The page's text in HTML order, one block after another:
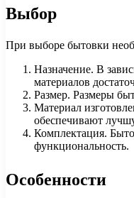
Выбор
При выборе бытовки
Назначение. В
материалов
Размер. Размеры
Материал
обеспечивают
Комплектация.
функциональность.
Особенности